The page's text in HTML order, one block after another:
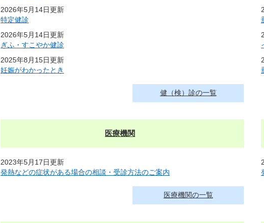
2026年5月14日更新
特定健診
2026年5月14日更新
ぎふ・すこやか健診
2025年8月15日更新
妊娠がわかったとき
健（検）診の一覧
医療機関
2023年5月17日更新
発熱などの症状がある場合の相談・受診方法のご案内
医療機関の一覧